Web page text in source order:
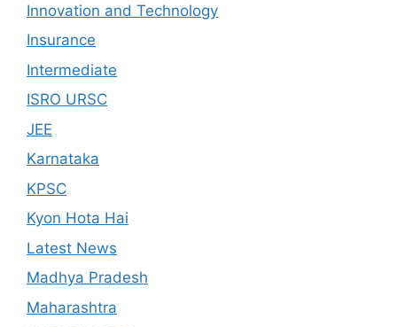
Innovation and Technology
Insurance
Intermediate
ISRO URSC
JEE
Karnataka
KPSC
Kyon Hota Hai
Latest News
Madhya Pradesh
Maharashtra